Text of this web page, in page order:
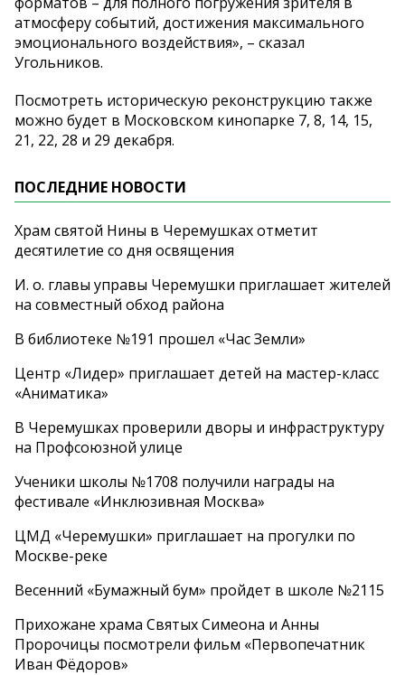
атмосферу событий, достижения максимального
эмоционального воздействия», – сказал
Угольников.
Посмотреть историческую реконструкцию также
можно будет в Московском кинопарке 7, 8, 14, 15,
21, 22, 28 и 29 декабря.
ПОСЛЕДНИЕ НОВОСТИ
Храм святой Нины в Черемушках отметит
десятилетие со дня освящения
И. о. главы управы Черемушки приглашает жителей
на совместный обход района
В библиотеке №191 прошел «Час Земли»
Центр «Лидер» приглашает детей на мастер-класс
«Аниматика»
В Черемушках проверили дворы и инфраструктуру
на Профсоюзной улице
Ученики школы №1708 получили награды на
фестивале «Инклюзивная Москва»
ЦМД «Черемушки» приглашает на прогулки по
Москве-реке
Весенний «Бумажный бум» пройдет в школе №2115
Прихожане храма Святых Симеона и Анны
Пророчицы посмотрели фильм «Первопечатник
Иван Фёдоров»